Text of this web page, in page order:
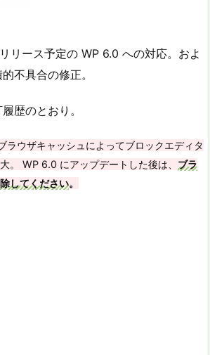
リース予定の WP 6.0 への対応。およ
不具合の修正。
歴のとおり。
ラウザキャッシュによってブロックエディタ
。 WP 6.0 にアップデートした後は、 ブラ
してください。